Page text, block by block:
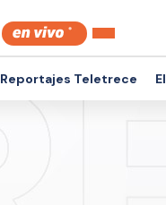
Reportajes Teletrece